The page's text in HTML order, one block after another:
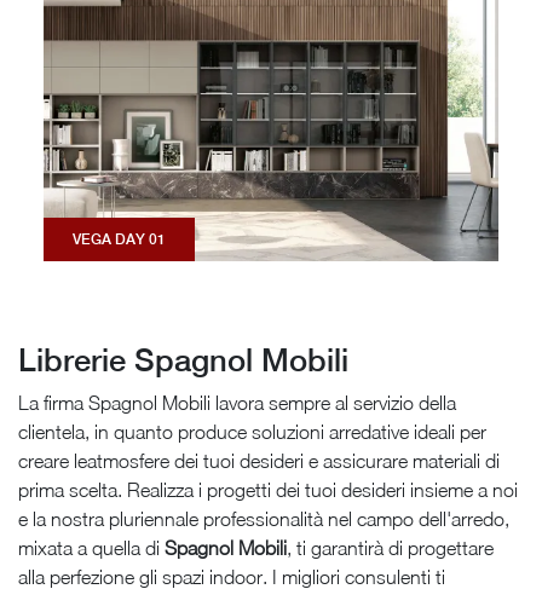
VEGA DAY 01
Librerie Spagnol Mobili
La firma Spagnol Mobili lavora sempre al servizio della
clientela, in quanto produce soluzioni arredative ideali per
creare leatmosfere dei tuoi desideri e assicurare materiali di
prima scelta. Realizza i progetti dei tuoi desideri insieme a noi
e la nostra pluriennale professionalità nel campo dell'arredo,
mixata a quella di Spagnol Mobili, ti garantirà di progettare
alla perfezione gli spazi indoor. I migliori consulenti ti